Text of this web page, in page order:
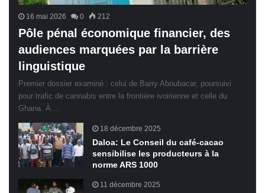
16 mai 2026 0 212
Pôle pénal économique financier, des
audiences marquées par la barrière
linguistique
Premier dossier examiné : celui de Barry Aboubacar, poursuivi
pour trafic de cannabis entre la frontière ivoirienne et celle du
Ghana. À…
18 décembre 2025
Daloa: Le Conseil du café-cacao
sensibilise les producteurs à la
norme ARS 1000
11 décembre 2025